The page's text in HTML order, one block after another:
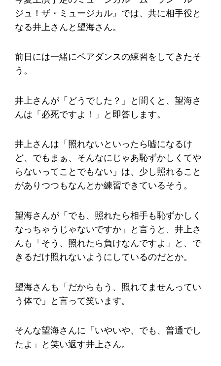
ジュ！ザ・ミュージカル』では、共に相手役と
なる井上さんと望海さん。
前日には一緒にペアダンスの練習をしてきたそ
う。
井上さんが「どうでした？」と聞くと、望海さ
んは「必死ですよ！」と即答します。
井上さんは「照れないといったら嘘になるけ
ど、でもまぁ、そんなにじゃあ恥ずかしくてや
らないってことでもない」は、少し照れること
がありつつもなんとか練習できているそう。
望海さんが「でも、照れたら相手も恥ずかしく
なっちゃうじゃないですか」と言うと、井上さ
んも「そう、照れたら負けなんですよ」と、で
きるだけ照れないようにしているのだとか。
望海さんも「だからもう、照れてませんってい
う体で」と言って笑います。
そんな望海さんに「いやいや、でも、普通でし
たよ」と笑い返す井上さん。